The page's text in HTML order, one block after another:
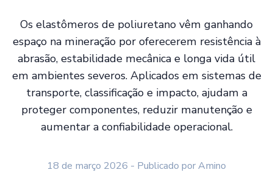
Os elastômeros de poliuretano vêm ganhando
espaço na mineração por oferecerem resistência à
abrasão, estabilidade mecânica e longa vida útil
em ambientes severos. Aplicados em sistemas de
transporte, classificação e impacto, ajudam a
proteger componentes, reduzir manutenção e
aumentar a confiabilidade operacional.
18 de março 2026 - Publicado por Amino